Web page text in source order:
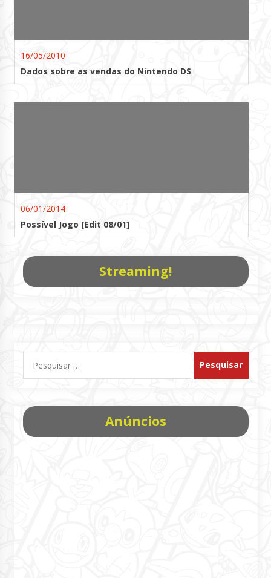
16/05/2010
Dados sobre as vendas do Nintendo DS
06/01/2014
Possível Jogo [Edit 08/01]
Streaming!
por:
Anúncios